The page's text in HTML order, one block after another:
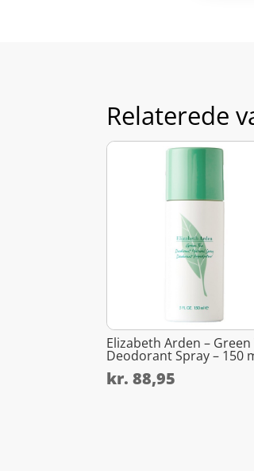
Relaterede
Elizabeth Arden – Green
Deodorant Spray – 150
kr. 88,95